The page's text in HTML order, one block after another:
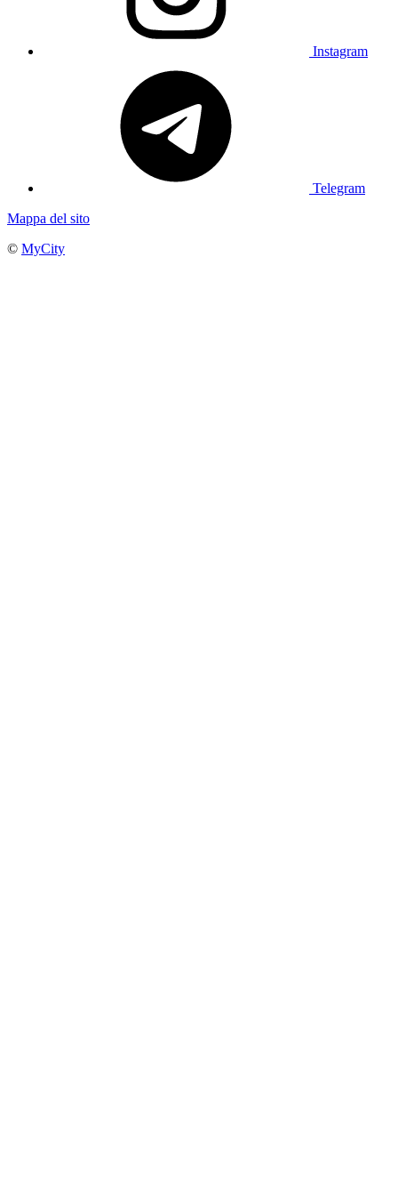
Instagram
Telegram
Mappa del sito
© MyCity